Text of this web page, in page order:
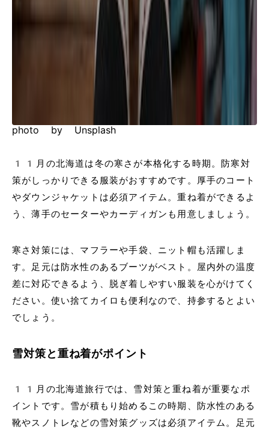
photo by Unsplash
11月の北海道は冬の寒さが本格化する時期。防寒対
策がしっかりできる服装がおすすめです。厚手のコート
やダウンジャケットは必須アイテム。重ね着ができるよ
う、薄手のセーターやカーディガンも用意しましょう。
寒さ対策には、マフラーや手袋、ニット帽も活躍しま
す。足元は防水性のあるブーツがベスト。屋内外の温度
差に対応できるよう、脱ぎ着しやすい服装を心がけてく
ださい。使い捨てカイロも便利なので、持参するとよい
でしょう。
雪対策と重ね着がポイント
11月の北海道旅行では、雪対策と重ね着が重要なポ
イントです。雪が積もり始めるこの時期、防水性のある
靴やスノトレなどの雪対策グッズは必須アイテム。足元